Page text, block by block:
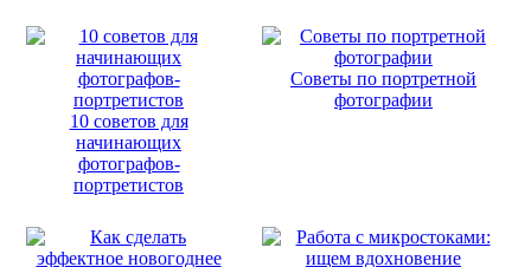
10 советов для
начинающих
фотографов-
портретистов
Советы по портретной
фотографии